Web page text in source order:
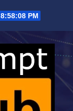
8:58:09 PM